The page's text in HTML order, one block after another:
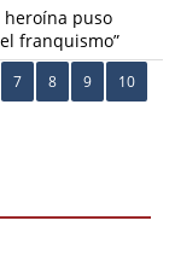
heroína puso
franquismo”
7 8 9 10